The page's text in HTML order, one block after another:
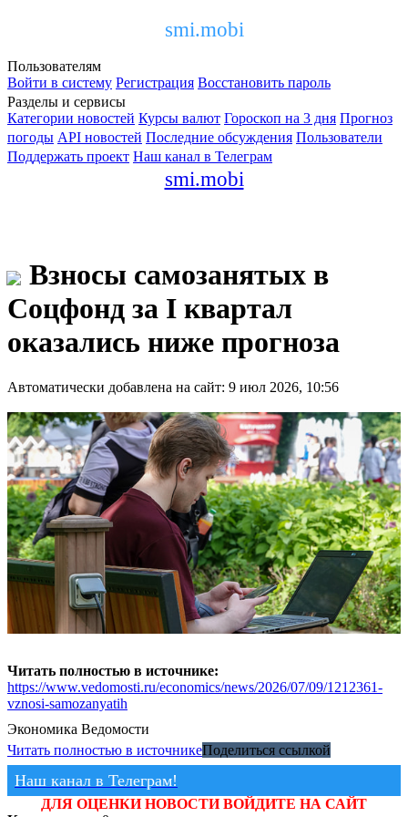
smi.mobi
Пользователям
Войти в систему Регистрация Восстановить пароль
Разделы и сервисы
Категории новостей Курсы валют Гороскоп на 3 дня Прогноз
погоды API новостей Последние обсуждения Пользователи
Поддержать проект Наш канал в Телеграм
smi.mobi
Взносы самозанятых в
Соцфонд за I квартал
оказались ниже прогноза
Автоматически добавлена на сайт: 9 июл 2026, 10:56
Читать полностью в источнике:
https://www.vedomosti.ru/economics/news/2026/07/09/1212361-
vznosi-samozanyatih
Экономика Ведомости
Читать полностью в источникеПоделиться ссылкой
Наш канал в Телеграм!
ДЛЯ ОЦЕНКИ НОВОСТИ ВОЙДИТЕ НА САЙТ